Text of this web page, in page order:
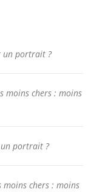
un portrait ?
moins chers : moins
portrait ?
moins chers : moins